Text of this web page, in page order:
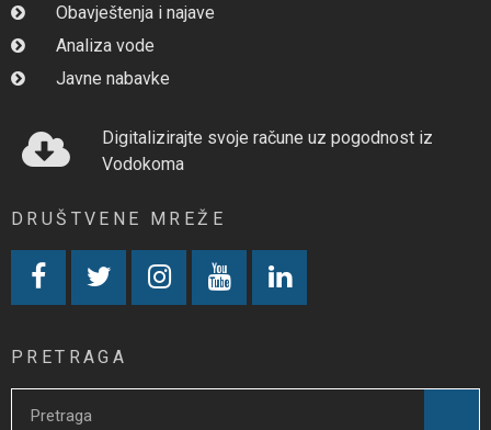
Obavještenja i najave
Analiza vode
Javne nabavke
Digitalizirajte svoje račune uz pogodnost iz
Vodokoma
DRUŠTVENE MREŽE
PRETRAGA